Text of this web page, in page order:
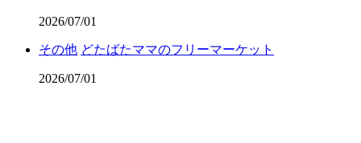
2026/07/01
その他 どたばたママのフリーマーケット
2026/07/01